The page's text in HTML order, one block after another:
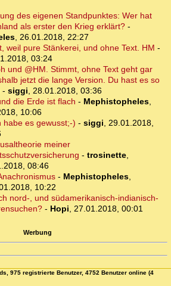
des eigenen Standpunktes: Wer hat
als erster den Krieg erklärt? -
, 26.01.2018, 22:27
weil pure Stänkerei, und ohne Text. HM -
03:24
und @HM. Stimmt, ohne Text geht gar
jetzt die lange Version. Du hast es so
- siggi, 28.01.2018, 03:36
die Erde ist flach - Mephistopheles,
10:06
habe es gewusst;-) - siggi, 29.01.2018,
meiner
- trosinette,
08:46
- Mephistopheles,
10:22
nord-, und südamerikanisch-indianisch-
- Hopi, 27.01.2018, 00:01
Werbung
975 registrierte Benutzer, 4752 Benutzer online (4